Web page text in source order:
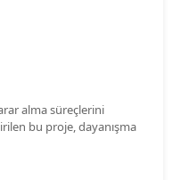
alma süreçlerini
bu proje, dayanışma